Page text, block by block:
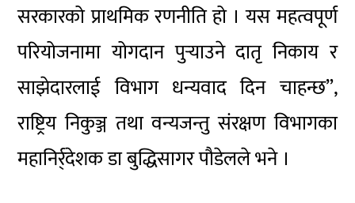
सरकारको प्राथमिक रणनीति हो । यस महत्वपूर्ण
परियोजनामा योगदान पुर्‍याउने दातृ निकाय र
साझेदारलाई विभाग धन्यवाद दिन चाहन्छ”,
राष्ट्रिय निकुञ्ज तथा वन्यजन्तु संरक्षण विभागका
महानिर्र्देशक डा बुद्धिसागर पौडेलले भने ।